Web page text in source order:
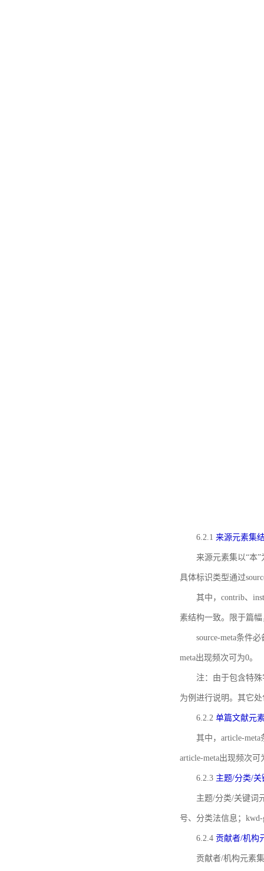
6.2.1 来源元素集
来源元素集以“本
具体标识类型通过
其中，contrib、
素结构一致。限于篇
source-meta条件
meta出现频次可为0。
注：由于包含特殊
为例进行说明。其它
6.2.2 单篇文献元
其中，article-
article-meta出现频次可
6.2.3 主题/分类/
主题/分类/关键词
号、分类法信息；
6.2.4 贡献者/机构
贡献者/机构元素